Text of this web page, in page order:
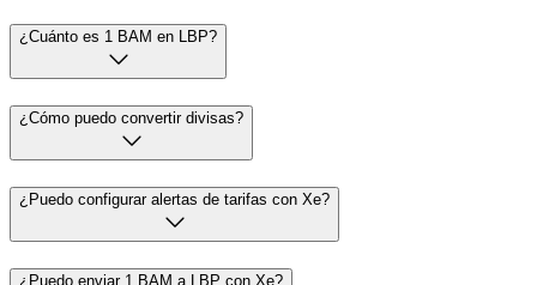
¿Cuánto es 1 BAM en LBP?
¿Cómo puedo convertir divisas?
¿Puedo configurar alertas de tarifas con Xe?
¿Puedo enviar 1 BAM a LBP con Xe?